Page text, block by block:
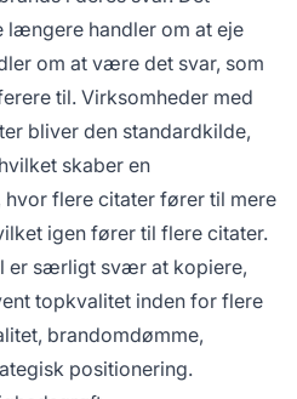
længere handler om at eje
om at være det svar, som
til. Virksomheder med
bliver den standardkilde,
skaber en
flere citater fører til mere
igen fører til flere citater.
er særligt svær at kopiere,
topkvalitet inden for flere
brandomdømme,
positionering.